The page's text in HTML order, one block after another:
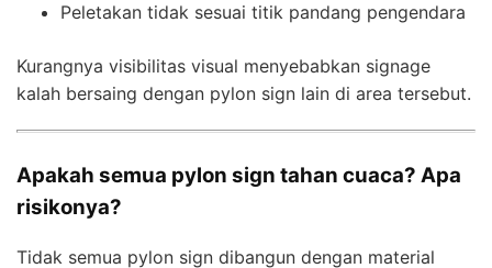
Peletakan tidak sesuai titik pandang pengendara
Kurangnya visibilitas visual menyebabkan signage
kalah bersaing dengan pylon sign lain di area tersebut.
Apakah semua pylon sign tahan cuaca? Apa
risikonya?
Tidak semua pylon sign dibangun dengan material